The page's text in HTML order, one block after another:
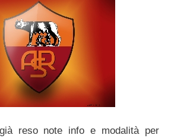
reso note info e modalità per